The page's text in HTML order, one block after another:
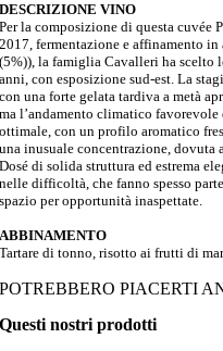
DESCRIZIONE VINO
Per la composizione di questa cuvée
2017, fermentazione e affinamento
(5%)), la famiglia Cavalleri ha scelto
anni, con esposizione sud-est. La
con una forte gelata tardiva a metà
ma l’andamento climatico
ottimale, con un profilo aromatico
una inusuale concentrazione, dovuta
Dosé di solida struttura ed estrema
nelle difficoltà, che fanno spesso
spazio per opportunità inaspettate.
ABBINAMENTO
Tartare di tonno, risotto ai frutti di
POTREBBERO PIACERTI
Questi nostri prodotti